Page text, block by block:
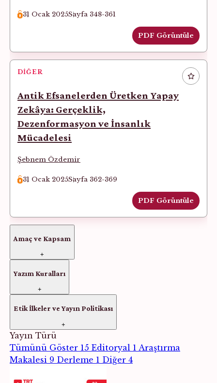
31 Ocak 2025Sayfa 348-361
PDF Görüntüle
DIĞER
Antik Efsanelerden Üretken Yapay
Zekâya: Gerçeklik,
Dezenformasyon ve İnsanlık
Mücadelesi
Şebnem Özdemir
31 Ocak 2025Sayfa 362-369
PDF Görüntüle
Amaç ve Kapsam
+
Yazım Kuralları
+
Etik İlkeler ve Yayın Politikası
+
Yayın Türü
Tümünü Göster 15 Editoryal 1 Araştırma
Makalesi 9 Derleme 1 Diğer 4